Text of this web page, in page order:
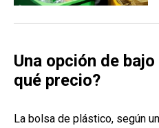
Una opción de
qué precio?
La bolsa de plástico, según